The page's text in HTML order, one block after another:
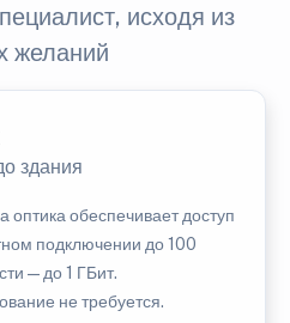
исходя из
желаний
здания
оптика обеспечивает доступ
подключении до 100
— до 1 ГБит.
не требуется.